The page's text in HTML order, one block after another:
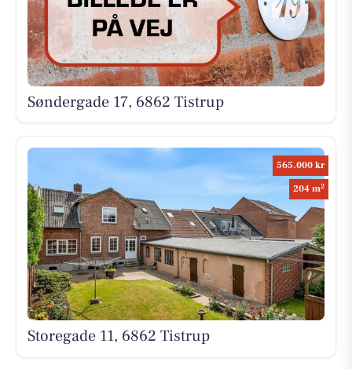
Søndergade 17, 6862 Tistrup
565.000 kr
204 m2
Storegade 11, 6862 Tistrup